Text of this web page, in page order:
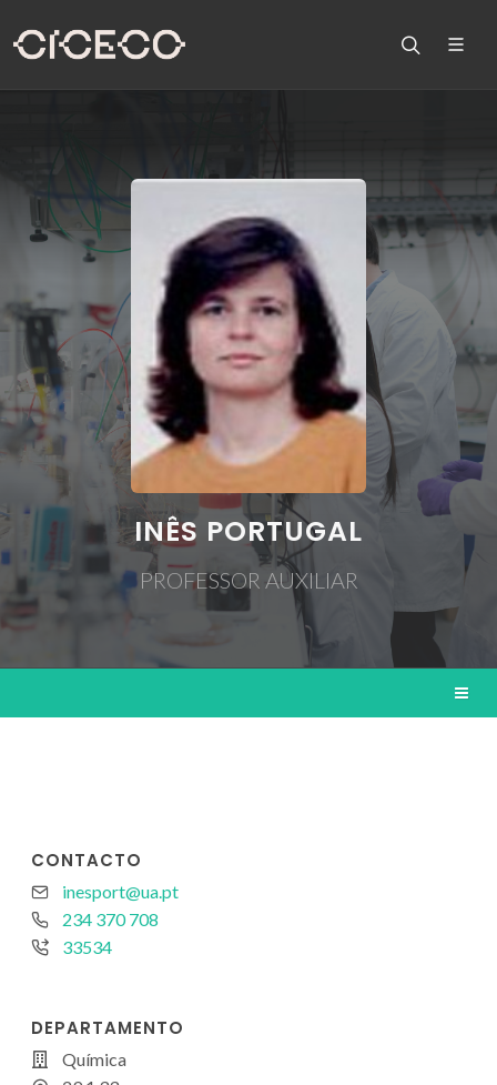
INÊS PORTUGAL
PROFESSOR AUXILIAR
CONTACTO
inesport@ua.pt
234 370 708
33534
DEPARTAMENTO
Química